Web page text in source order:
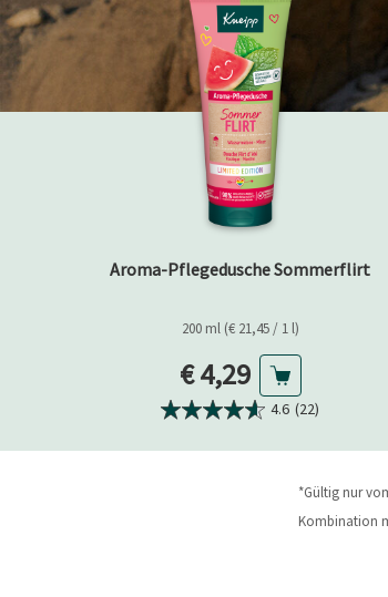
Aroma-Pflegedusche Sommerflirt
200 ml (€ 21,45 / 1 l)
Aktueller Preis
€ 4,29
4.6 (22)
*Gültig nur
Kombination